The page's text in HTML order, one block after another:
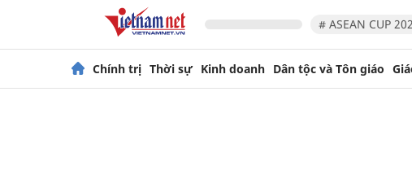
# ASEAN CUP
Chính trị Thời sự Kinh doanh Dân tộc và Tôn giáo